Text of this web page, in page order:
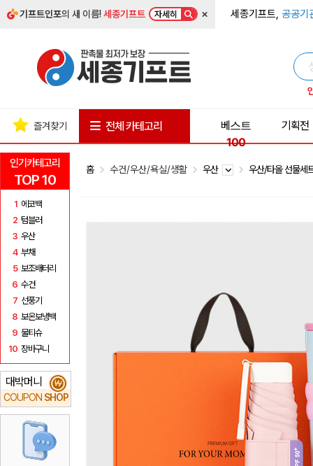
기프트인포의 새 이름!세종기프트 자세히 × 세종기프트, 공공기
인기카테고리
TOP 10
1 에코백
2 텀블러
3 우산
4 부채
5 보조배터리
6 수건
7 선풍기
8 보온보냉백
9 물티슈
10 장바구니
대박머니
COUPON SHOP
₩
즐겨찾기 전체 카테고리
베스트
100
기획전
홈 수건/우산/욕실/생활 우산 우산/타올 선물세